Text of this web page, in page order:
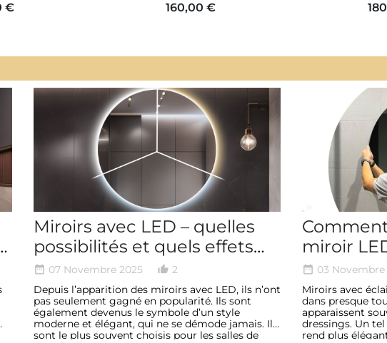
€ 160,00 €
Miroirs avec LED – quelles
possibilités et quels effets
cette lumière renferme-t-
elle ?
date_range 07 Novembre 2025 thumb_up_alt 2
Depuis l’apparition des miroirs avec LED, ils n’ont
pas seulement gagné en popularité. Ils sont
également devenus le symbole d’un style
moderne et élégant, qui ne se démode jamais. Ils
sont le plus souvent choisis pour les salles de
miroir
date_range 03 Novembre
Miroirs avec
dans presque
apparaissent
dressings. Un
rend plus